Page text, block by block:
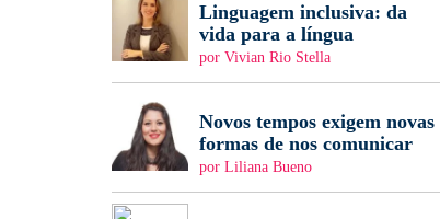
Linguagem inclusiva: da
vida para a língua
por Vivian Rio Stella
Novos tempos exigem novas
formas de nos comunicar
por Liliana Bueno